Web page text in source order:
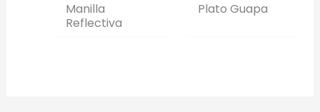
Manilla
Reflectiva
Plato Guapa